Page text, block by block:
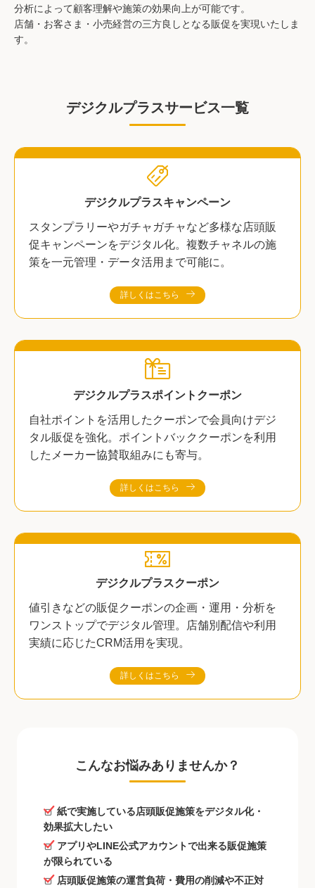
分析によって顧客理解や施策の効果向上が可能です。
店舗・お客さま・小売経営の三方良しとなる販促を実現いたしま
す。
デジクルプラスサービス一覧
デジクルプラスキャンペーン
スタンプラリーやガチャガチャなど多様な店頭販
促キャンペーンをデジタル化。複数チャネルの施
策を一元管理・データ活用まで可能に。
詳しくはこちら
デジクルプラスポイントクーポン
自社ポイントを活用したクーポンで会員向けデジ
タル販促を強化。ポイントバッククーポンを利用
したメーカー協賛取組みにも寄与。
詳しくはこちら
デジクルプラスクーポン
値引きなどの販促クーポンの企画・運用・分析を
ワンストップでデジタル管理。店舗別配信や利用
実績に応じたCRM活用を実現。
詳しくはこちら
こんなお悩みありませんか？
紙で実施している店頭販促施策をデジタル化・
効果拡大したい
アプリやLINE公式アカウントで出来る販促施策
が限られている
店頭販促施策の運営負荷・費用の削減や不正対